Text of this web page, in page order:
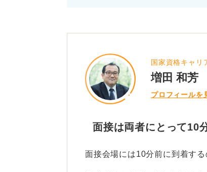
国家資格キャリ
増田 和芳
プロフィールを
面接は両者にとって10
面接会場には10分前に到着する